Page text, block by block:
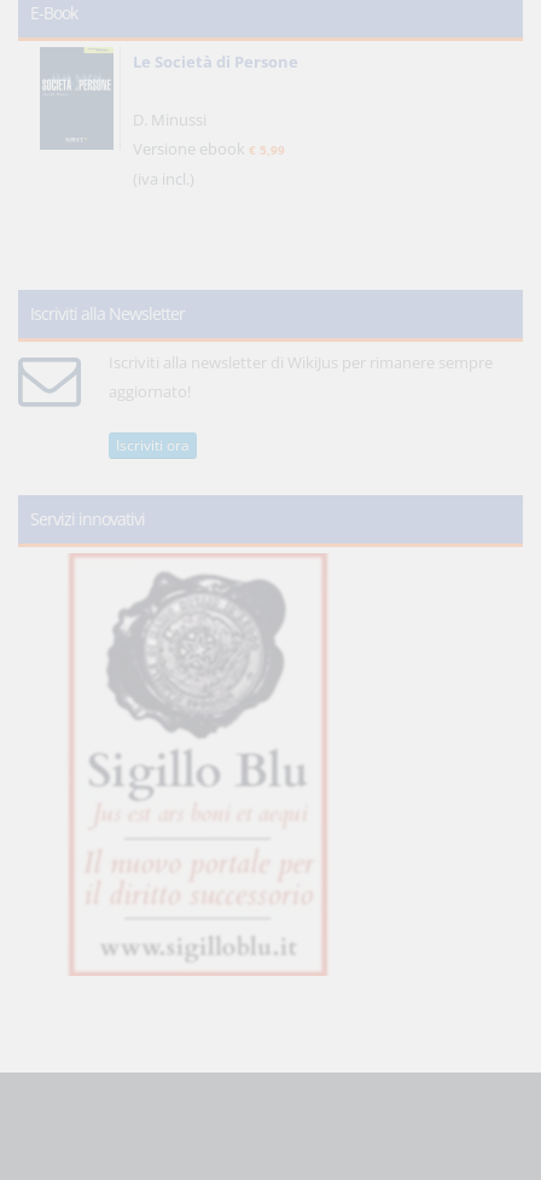
E-Book
Le Società di Persone
D. Minussi
Versione ebook € 5,99
(iva incl.)
Iscriviti alla Newsletter
Iscriviti alla newsletter di WikiJus per rimanere sempre
aggiornato!
Iscriviti ora
Servizi innovativi